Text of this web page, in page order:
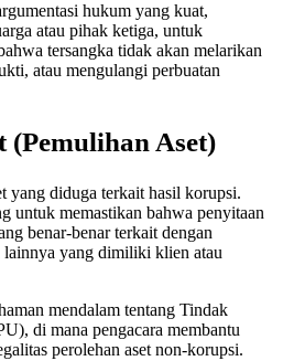
hukum yang kuat,
atau pihak ketiga, untuk
tersangka tidak akan melarikan
atau mengulangi perbuatan
(Pemulihan Aset)
yang diduga terkait hasil korupsi.
untuk memastikan bahwa penyitaan
benar-benar terkait dengan
lainnya yang dimiliki klien atau
mendalam tentang Tindak
di mana pengacara membantu
perolehan aset non-korupsi.